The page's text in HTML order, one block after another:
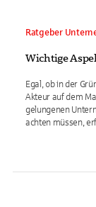
Ratgeber
Wichtige
Egal, ob in der
Akteur auf dem
gelungenen
achten müssen,